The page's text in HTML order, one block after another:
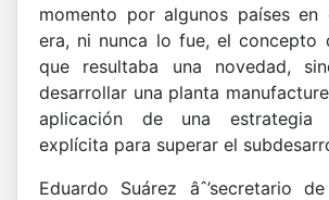
momento por algunos países en
era, ni nunca lo fue, el concepto
que resultaba una novedad,
desarrollar una planta
aplicación de una estrategia
explícita para superar el
Eduardo Suárez âˆ’secretario